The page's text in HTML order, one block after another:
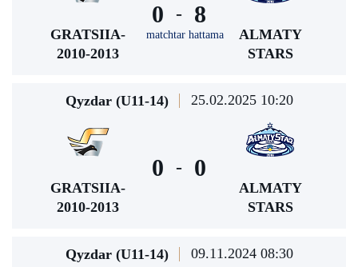
GRATSIIA-
2010-2013
0 -
matchtar hattama
8
ALMATY
STARS
Qyzdar (U11-14) 25.02.2025 10:20
GRATSIIA-
2010-2013
0 - 0
ALMATY
STARS
Qyzdar (U11-14) 09.11.2024 08:30